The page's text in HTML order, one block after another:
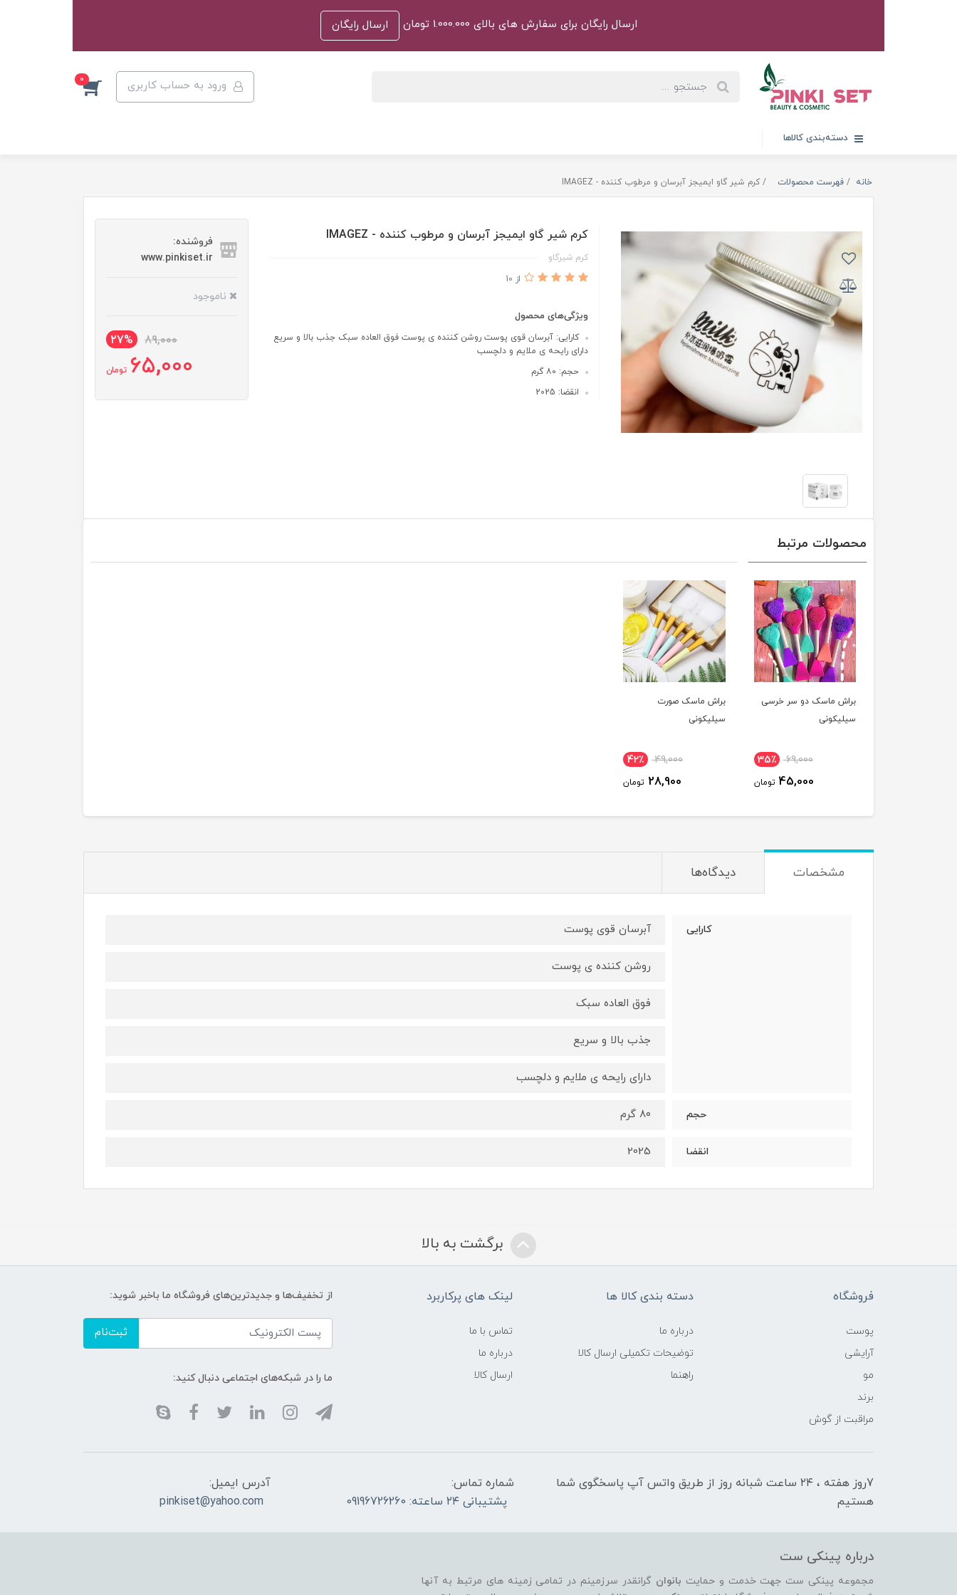
ارسال رایگان برای سفارش های بالای 1.000.000 تومان ارسال رایگان
ورود به حساب کاربری 0
دسته‌بندی کالاها
خانه فهرست محصولات کرم شیر گاو ایمیجز آبرسان و مرطوب کننده - IMAGEZ
کرم شیر گاو ایمیجز آبرسان و مرطوب کننده - IMAGEZ
کرم شیرگاو
از 10
ویژگی‌های محصول
کارایی: آبرسان قوی پوست روشن کننده ی پوست فوق العاده سبک جذب بالا و سریع
دارای رایحه ی ملایم و دلچسب
حجم: ۸۰ گرم
انقضا: 2025
فروشنده:
www.pinkiset.ir
ناموجود
89,000
27%
65,000 تومان
محصولات مرتبط
براش ماسک دو سر خرسی
سیلیکونی
69,000 35٪
45,000 تومان
براش ماسک صورت
سیلیکونی
49,000 42٪
28,900 تومان
مشخصات دیدگاه‌ها
کارایی آبرسان قوی پوست
روشن کننده ی پوست
فوق العاده سبک
جذب بالا و سریع
دارای رایحه ی ملایم و دلچسب
حجم ۸۰ گرم
انقضا 2025
برگشت به بالا
فروشگاه
پوست
آرایشی
مو
برند
مراقبت از گوش
دسته بندی کالا ها
درباره ما
توضیحات تکمیلی ارسال کالا
راهنما
لینک های پرکاربرد
تماس با ما
درباره ما
ارسال کالا
از تخفیف‌ها و جدیدترین‌های فروشگاه ما باخبر شوید:
ثبت‌نام
ما را در شبکه‌های اجتماعی دنبال کنید:
7روز هفته ، ۲۴ ساعت شبانه‌ روز از طریق واتس آپ پاسخگوی شما
هستیم
شماره تماس:
پشتیبانی ۲۴ ساعته: 09196726260
آدرس ایمیل:
pinkiset@yahoo.com
درباره پینکی ست
مجموعه پینکی ست جهت خدمت و حمایت بانوان گرانقدر سرزمینم در تمامی زمینه های مرتبط به آنها